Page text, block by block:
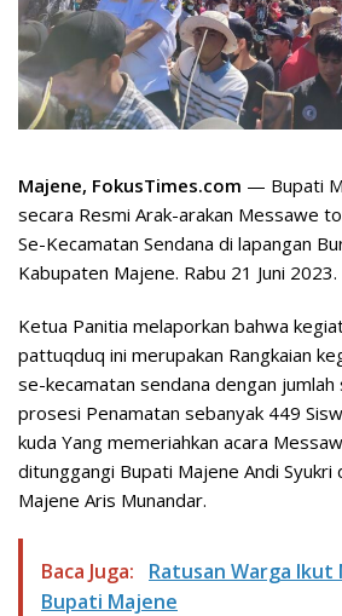
Majene, FokusTimes.com — Bupati
secara Resmi Arak-arakan Messawe
Se-Kecamatan Sendana di lapangan
Kabupaten Majene. Rabu 21 Juni 2023.
Ketua Panitia melaporkan bahwa
pattuqduq ini merupakan Rangkaian
se-kecamatan sendana dengan
prosesi Penamatan sebanyak 449
kuda Yang memeriahkan acara
ditunggangi Bupati Majene Andi Syukri
Majene Aris Munandar.
Baca Juga:
Ratusan Warga Ikut
Bupati Majene